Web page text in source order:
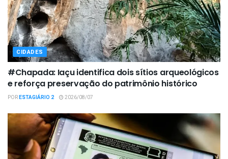
CIDADES
#Chapada: Iaçu identifica dois sítios arqueológicos
e reforça preservação do patrimônio histórico
PORESTAGIÁRIO 2 2026/08/07